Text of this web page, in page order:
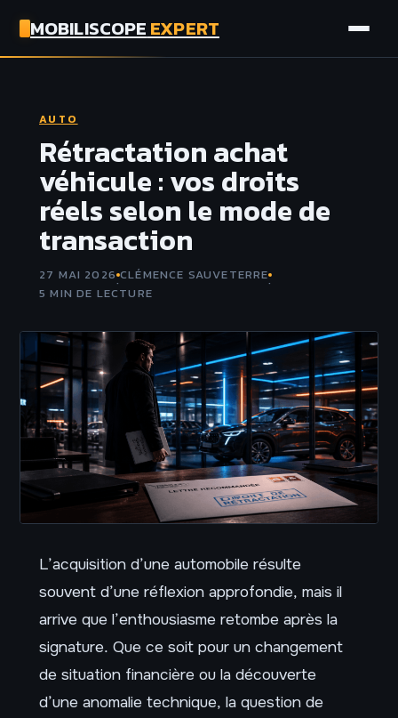
MOBILISCOPEEXPERT
ASSURANCE
TECH
AUTO
Rétractation achat
véhicule : vos droits
réels selon le mode de
transaction
27 MAI 2026·CLÉMENCE SAUVETERRE·
5 MIN DE LECTURE
L’acquisition d’une automobile résulte
souvent d’une réflexion approfondie, mais il
arrive que l’enthousiasme retombe après la
signature. Que ce soit pour un changement
de situation financière ou la découverte
d’une anomalie technique, la question de